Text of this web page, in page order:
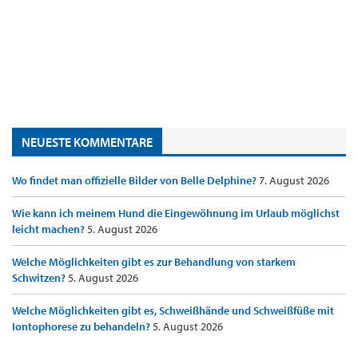
NEUESTE KOMMENTARE
Wo findet man offizielle Bilder von Belle Delphine?7. August 2026
Wie kann ich meinem Hund die Eingewöhnung im Urlaub möglichst
leicht machen?5. August 2026
Welche Möglichkeiten gibt es zur Behandlung von starkem
Schwitzen?5. August 2026
Welche Möglichkeiten gibt es, Schweißhände und Schweißfüße mit
Iontophorese zu behandeln?5. August 2026